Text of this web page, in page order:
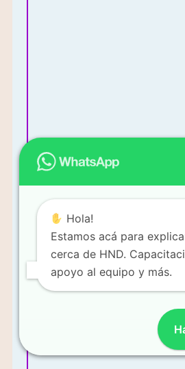
Más
Mi enfoque es vender productos y
ventas.
Hola!
Estamos acá para
cerca de HND.
apoyo al equipo y más.